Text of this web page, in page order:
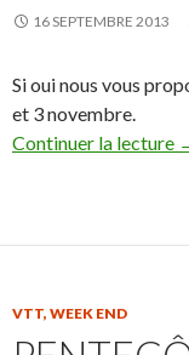
16 SEPTEMBRE 2013
Si oui nous vous
et 3 novembre.
Continuer la lecture
VTT, WEEK END